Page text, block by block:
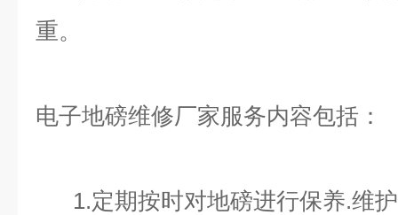
重。
电子地磅维修厂家服务内容包括：
1.定期按时对地磅进行保养.维